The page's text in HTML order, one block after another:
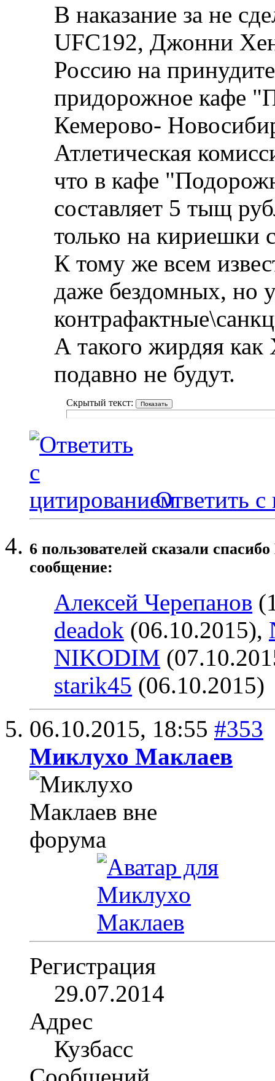
В наказание за не
UFC192, Джонни
Россию на
придорожное кафе
Кемерово-
Атлетическая
что в кафе
составляет 5 тыщ
только на кириешки
К тому же всем
даже бездомных, но
А такого жирдяя
подавно не будут.
Скрытый текст:
Ответить с
6 пользователей сказали
сообщение:
Алексей Черепанов
deadok (06.10.2015),
NIKODIM
starik45 (06.10.2015)
06.10.2015, 18:55 #353
Миклухо Маклаев
Регистрация
29.07.2014
Адрес
Кузбасс